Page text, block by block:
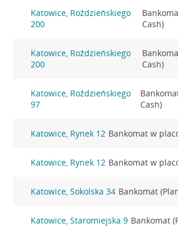
Katowice, Roździeńskiego
200
Cash)
Katowice, Roździeńskiego
200
Cash)
Katowice, Roździeńskiego
97
Cash)
Katowice, Rynek 12 Bankomat w
Katowice, Rynek 12 Bankomat w
Katowice, Sokolska 34 Bankomat
Katowice, Staromiejska 9 Bankomat